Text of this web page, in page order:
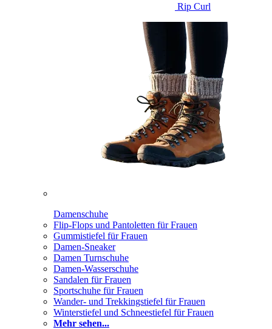
Rip Curl
Damenschuhe
Flip-Flops und Pantoletten für Frauen
Gummistiefel für Frauen
Damen-Sneaker
Damen Turnschuhe
Damen-Wasserschuhe
Sandalen für Frauen
Sportschuhe für Frauen
Wander- und Trekkingstiefel für Frauen
Winterstiefel und Schneestiefel für Frauen
Mehr sehen...